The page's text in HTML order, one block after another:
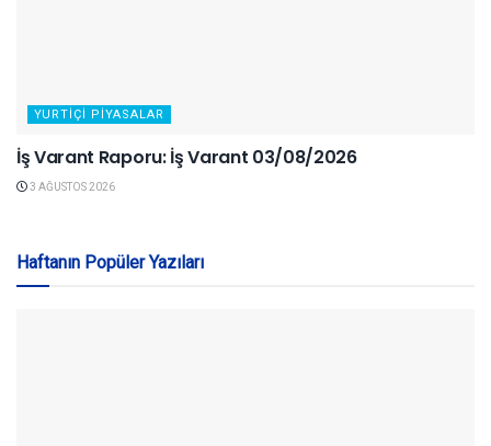
YURTIÇI PIYASALAR
İş Varant Raporu: İş Varant 03/08/2026
3 AĞUSTOS 2026
Haftanın Popüler Yazıları